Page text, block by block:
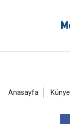
Anasayfa Künye